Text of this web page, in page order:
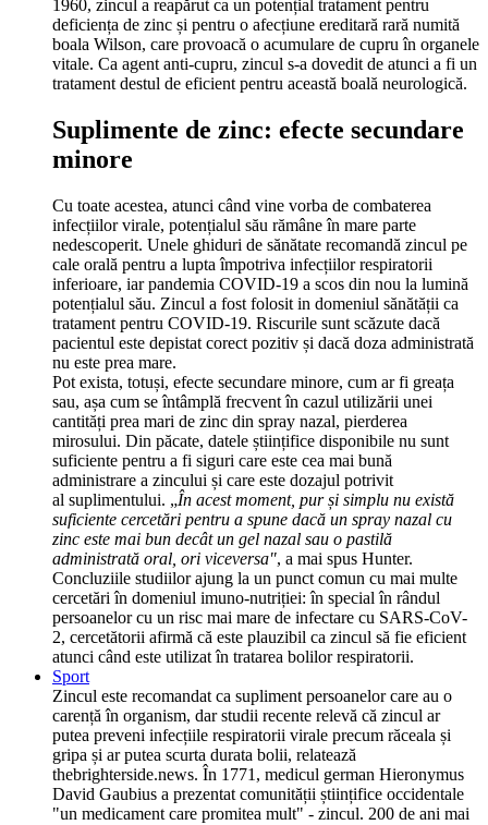
1960, zincul a reapărut ca un potențial tratament pentru
deficiența de zinc și pentru o afecțiune ereditară rară numită
boala Wilson, care provoacă o acumulare de cupru în organele
vitale. Ca agent anti-cupru, zincul s-a dovedit de atunci a fi un
tratament destul de eficient pentru această boală neurologică.
Suplimente de zinc: efecte secundare
minore
Cu toate acestea, atunci când vine vorba de combaterea
infecțiilor virale, potențialul său rămâne în mare parte
nedescoperit. Unele ghiduri de sănătate recomandă zincul pe
cale orală pentru a lupta împotriva infecțiilor respiratorii
inferioare, iar pandemia COVID-19 a scos din nou la lumină
potențialul său. Zincul a fost folosit in domeniul sănătății ca
tratament pentru COVID-19. Riscurile sunt scăzute dacă
pacientul este depistat corect pozitiv și dacă doza administrată
nu este prea mare.
Pot exista, totuși, efecte secundare minore, cum ar fi greața
sau, așa cum se întâmplă frecvent în cazul utilizării unei
cantități prea mari de zinc din spray nazal, pierderea
mirosului. Din păcate, datele științifice disponibile nu sunt
suficiente pentru a fi siguri care este cea mai bună
administrare a zincului și care este dozajul potrivit
al suplimentului. „În acest moment, pur și simplu nu există
suficiente cercetări pentru a spune dacă un spray nazal cu
zinc este mai bun decât un gel nazal sau o pastilă
administrată oral, ori viceversa", a mai spus Hunter.
Concluziile studiilor ajung la un punct comun cu mai multe
cercetări în domeniul imuno-nutriției: în special în rândul
persoanelor cu un risc mai mare de infectare cu SARS-CoV-
2, cercetătorii afirmă că este plauzibil ca zincul să fie eficient
atunci când este utilizat în tratarea bolilor respiratorii.
Sport
Zincul este recomandat ca supliment persoanelor care au o
carență în organism, dar studii recente relevă că zincul ar
putea preveni infecțiile respiratorii virale precum răceala și
gripa și ar putea scurta durata bolii, relatează
thebrighterside.news. În 1771, medicul german Hieronymus
David Gaubius a prezentat comunității științifice occidentale
"un medicament care promitea mult" - zincul. 200 de ani mai